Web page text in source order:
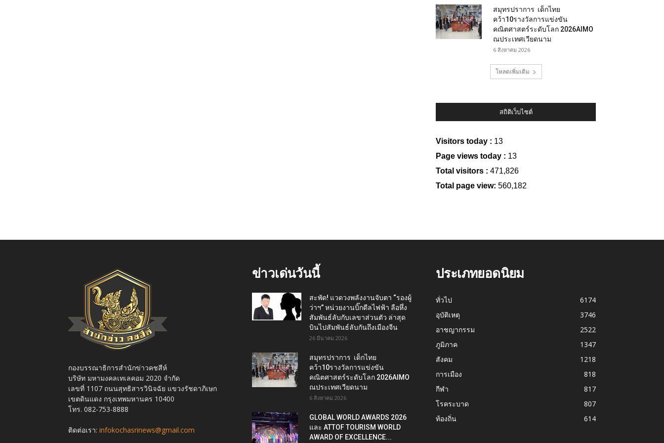
สมุทรปราการ เด็กไทย
คว้า10รางวัลการแข่งขัน
คณิตศาสตร์ระดับโลก 2026AIMO
ณประเทศเวียดนาม
6 สิงหาคม 2026
โหลดเพิ่มเติม
สถิติเว็บไซต์
Visitors today : 13
Page views today : 13
Total visitors : 471,826
Total page view: 560,182
กองบรรณาธิการสำนักข่าวคชสีห์
บริษัท มหามงคลเทเลคอม 2020 จำกัด
เลขที่ 1107 ถนนสุทธิสารวินิจฉัย แขวงรัชดาภิเษก
เขตดินแดง กรุงเทพมหานคร 10400
โทร. 082-753-8888
ติดต่อเรา: infokochasrinews@gmail.com
ข่าวเด่นวันนี้
สะพัด! แวดวงพลังงานจับตา “รองผู้
ว่าฯ” หน่วยงานบิ๊กดีลไฟฟ้า ลือหึ่ง
สัมพันธ์ลับกับเลขาส่วนตัว ล่าสุด
บินไปสัมพันธ์ลับกันถึงเมืองจีน
26 มีนาคม 2026
สมุทรปราการ เด็กไทย
คว้า10รางวัลการแข่งขัน
คณิตศาสตร์ระดับโลก 2026AIMO
ณประเทศเวียดนาม
6 สิงหาคม 2026
GLOBAL WORLD AWARDS 2026
และ ATTOF TOURISM WORLD
AWARD OF EXCELLENCE...
ประเภทยอดนิยม
ทั่วไป
6174
อุบัติเหตุ
3746
อาชญากรรม
2522
ภูมิภาค
1347
สังคม
1218
การเมือง
818
กีฬา
817
โรคระบาด
807
ท้องถิ่น
614